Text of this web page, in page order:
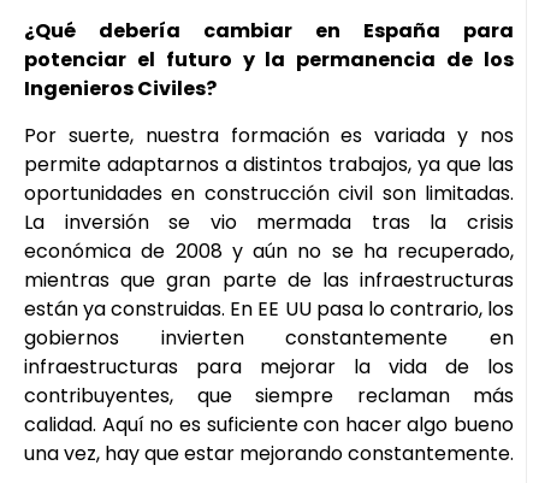
¿Qué debería cambiar en España para
potenciar el futuro y la permanencia de los
Ingenieros Civiles?
Por suerte, nuestra formación es variada y nos
permite adaptarnos a distintos trabajos, ya que las
oportunidades en construcción civil son limitadas.
La inversión se vio mermada tras la crisis
económica de 2008 y aún no se ha recuperado,
mientras que gran parte de las infraestructuras
están ya construidas. En EE UU pasa lo contrario, los
gobiernos invierten constantemente en
infraestructuras para mejorar la vida de los
contribuyentes, que siempre reclaman más
calidad. Aquí no es suficiente con hacer algo bueno
una vez, hay que estar mejorando constantemente.